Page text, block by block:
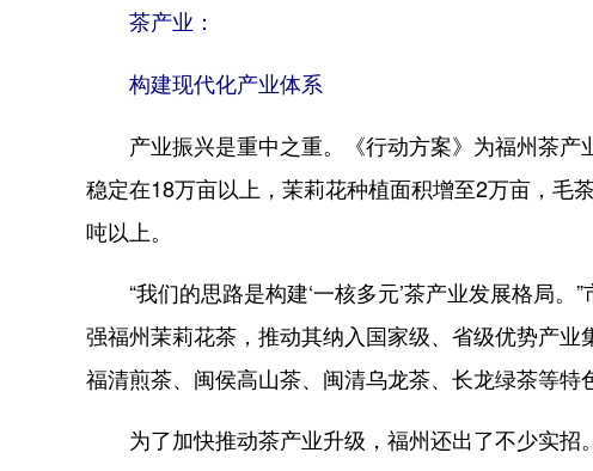
茶产业：
构建现代化产业体系
产业振兴是重中之重。《行动方案》为福州茶产
稳定在18万亩以上，茉莉花种植面积增至2万亩，毛
吨以上。
“我们的思路是构建‘一核多元’茶产业发展格局。
强福州茉莉花茶，推动其纳入国家级、省级优势产业
福清煎茶、闽侯高山茶、闽清乌龙茶、长龙绿茶等特
为了加快推动茶产业升级，福州还出了不少实招。